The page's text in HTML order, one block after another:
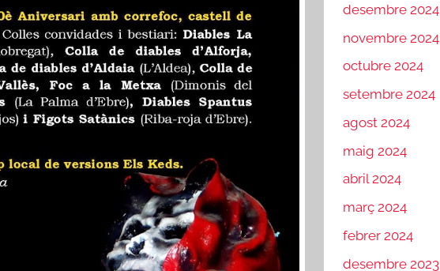
desembre 2024
novembre 2024
octubre 2024
setembre 2024
agost 2024
maig 2024
abril 2024
març 2024
febrer 2024
desembre 2023